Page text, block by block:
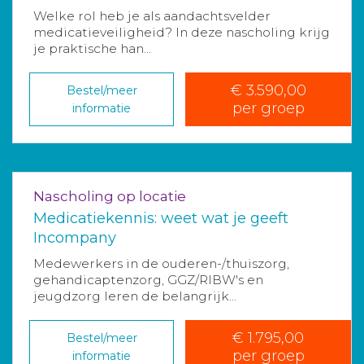
Welke rol heb je als aandachtsvelder
medicatieveiligheid? In deze nascholing krijg
je praktische han...
Bestel/meer
informatie
€ 3.590,00
per groep
Nascholing op locatie
Medicatiekennis: weet wat je geeft
Incompany
Medewerkers in de ouderen-/thuiszorg,
gehandicaptenzorg, GGZ/RIBW's en
jeugdzorg leren de belangrijk...
Bestel/meer
informatie
€ 1.795,00
per groep